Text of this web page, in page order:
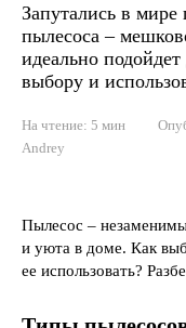
Запутались в мире
пылесоса –
идеально
выбору и
На чтение: 5 мин
Andrey
Пылесос –
и уюта в доме. Как
ее использовать?